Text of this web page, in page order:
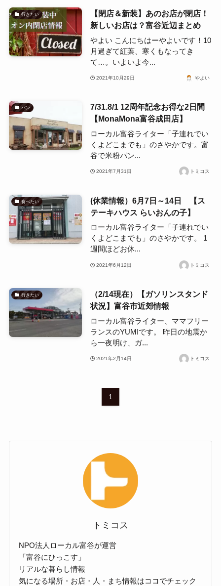
行きたい
【閉店＆新装】あのお店が閉店！
新しいお店は？富谷近辺まとめ
やよい こんにちはーやよいです！10
月過ぎて紅葉、寒くもなってき
て…。いよいよ今...
2021年10月29日 やよい
パン
7/31.8/1 12周年記念お得な2日間
【MonaMona富谷成田店】
ローカル富谷ライター「子連れでい
くよどこまでも」のさやかです。富
谷で米粉パン...
2021年7月31日 トミコス
食べたい
(休業情報）6月7日～14日 【ス
テーキハウス らいおんの子】
ローカル富谷ライター「子連れでい
くよどこまでも」のさやかです。 1
週間ほどお休...
2021年6月12日 トミコス
行きたい
（2/14現在）【ガソリンスタンド
状況】富谷市近郊情報
ローカル富谷ライター、ママフリー
ランスのYUMIです。 昨日の地震か
ら一夜明け、ガ...
2021年2月14日 トミコス
1
トミコス
NPO法人ローカル富谷が運営
「富谷にひっこす」
リアルな暮らし情報
気になる場所・お店・人・まち情報はココでチェック